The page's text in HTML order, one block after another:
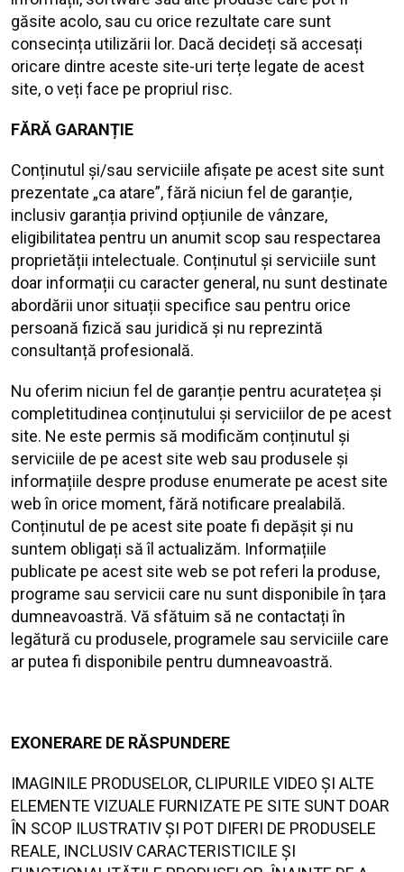
găsite acolo, sau cu orice rezultate care sunt
consecința utilizării lor. Dacă decideți să accesați
oricare dintre aceste site-uri terțe legate de acest
site, o veți face pe propriul risc.
FĂRĂ GARANȚIE
Conținutul și/sau serviciile afișate pe acest site sunt
prezentate „ca atare”, fără niciun fel de garanție,
inclusiv garanția privind opțiunile de vânzare,
eligibilitatea pentru un anumit scop sau respectarea
proprietății intelectuale. Conținutul și serviciile sunt
doar informații cu caracter general, nu sunt destinate
abordării unor situații specifice sau pentru orice
persoană fizică sau juridică și nu reprezintă
consultanță profesională.
Nu oferim niciun fel de garanție pentru acuratețea și
completitudinea conținutului și serviciilor de pe acest
site. Ne este permis să modificăm conținutul și
serviciile de pe acest site web sau produsele și
informațiile despre produse enumerate pe acest site
web în orice moment, fără notificare prealabilă.
Conținutul de pe acest site poate fi depășit și nu
suntem obligați să îl actualizăm. Informațiile
publicate pe acest site web se pot referi la produse,
programe sau servicii care nu sunt disponibile în țara
dumneavoastră. Vă sfătuim să ne contactați în
legătură cu produsele, programele sau serviciile care
ar putea fi disponibile pentru dumneavoastră.
EXONERARE DE RĂSPUNDERE
IMAGINILE PRODUSELOR, CLIPURILE VIDEO ȘI ALTE
ELEMENTE VIZUALE FURNIZATE PE SITE SUNT DOAR
ÎN SCOP ILUSTRATIV ȘI POT DIFERI DE PRODUSELE
REALE, INCLUSIV CARACTERISTICILE ȘI